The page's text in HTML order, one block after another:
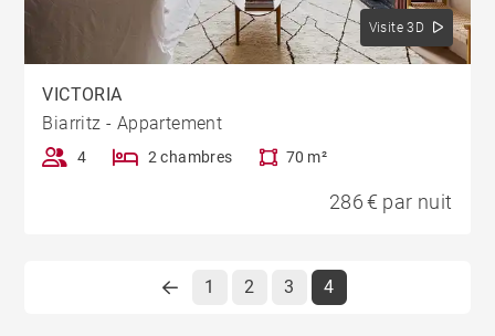
Visite 3D
VICTORIA
Biarritz - Appartement
4 2 chambres 70 m²
286 € par nuit
1 2 3 4